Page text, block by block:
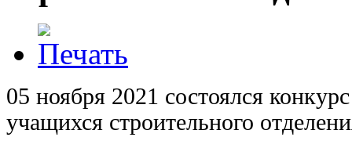
05 ноября 2021 состоялся
учащихся строительного